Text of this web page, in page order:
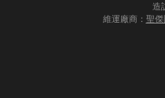
造
維運廠商： 聖傑